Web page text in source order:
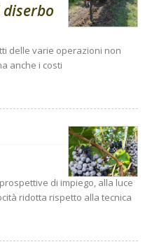
diserbo
delle varie operazioni non
anche i costi
di impiego, alla luce
ridotta rispetto alla tecnica